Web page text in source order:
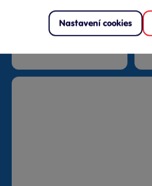
Doprava zdarma od
1500 Kč
Nastavení cookies